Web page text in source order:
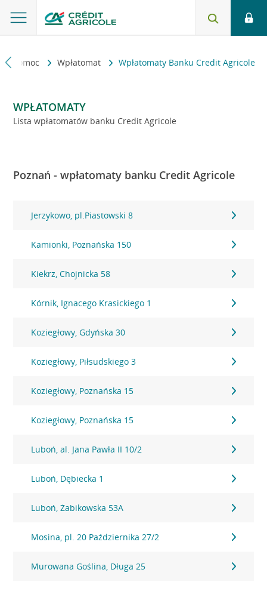
i pomoc Wpłatomat Wpłatomaty Banku Credit Agricole
WPŁATOMATY
Lista wpłatomatów banku Credit Agricole
Poznań - wpłatomaty banku Credit Agricole
Jerzykowo, pl.Piastowski 8
Kamionki, Poznańska 150
Kiekrz, Chojnicka 58
Kórnik, Ignacego Krasickiego 1
Koziegłowy, Gdyńska 30
Koziegłowy, Piłsudskiego 3
Koziegłowy, Poznańska 15
Koziegłowy, Poznańska 15
Luboń, al. Jana Pawła II 10/2
Luboń, Dębiecka 1
Luboń, Żabikowska 53A
Mosina, pl. 20 Października 27/2
Murowana Goślina, Długa 25